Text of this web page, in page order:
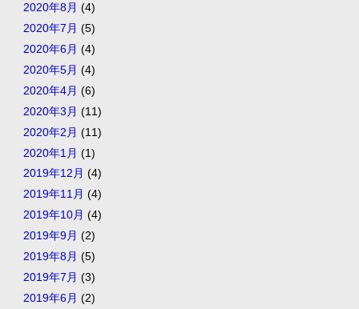
2020年8月 (4)
2020年7月 (5)
2020年6月 (4)
2020年5月 (4)
2020年4月 (6)
2020年3月 (11)
2020年2月 (11)
2020年1月 (1)
2019年12月 (4)
2019年11月 (4)
2019年10月 (4)
2019年9月 (2)
2019年8月 (5)
2019年7月 (3)
2019年6月 (2)